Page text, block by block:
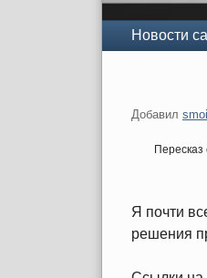
Navigation
Новости
Добавил
Пересказ
Я почти
решения